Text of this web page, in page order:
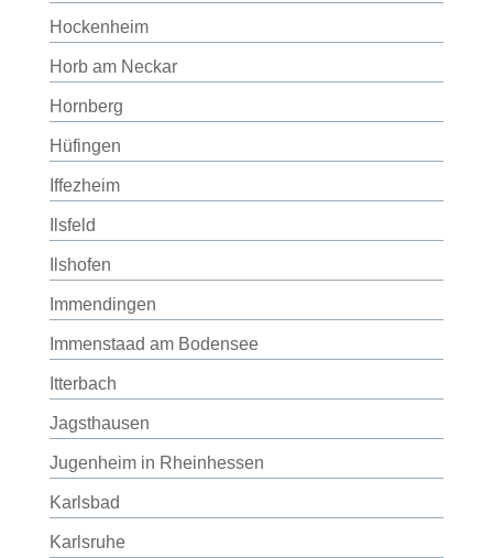
Hockenheim
Horb am Neckar
Hornberg
Hüfingen
Iffezheim
Ilsfeld
Ilshofen
Immendingen
Immenstaad am Bodensee
Itterbach
Jagsthausen
Jugenheim in Rheinhessen
Karlsbad
Karlsruhe